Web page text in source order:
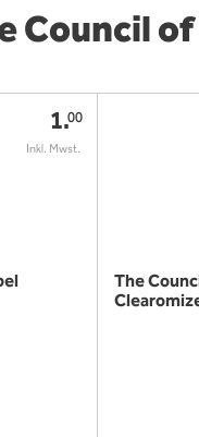
Council
1.00
The